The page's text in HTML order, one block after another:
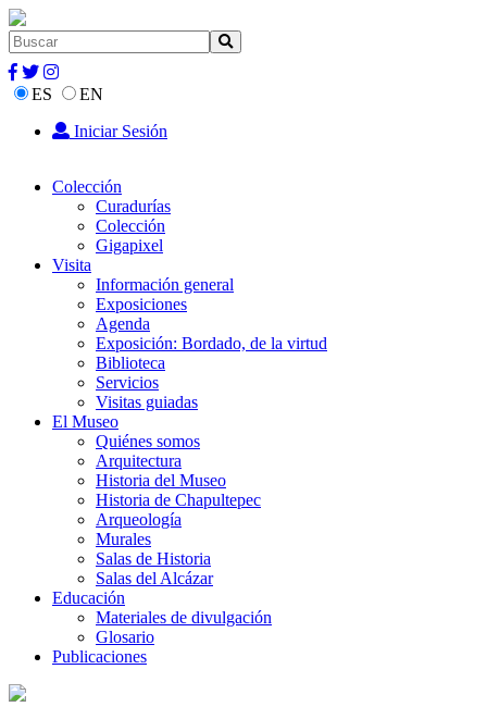
ES
EN
Iniciar Sesión
Colección
Curadurías
Colección
Gigapixel
Visita
Información general
Exposiciones
Agenda
Exposición: Bordado, de la virtud
Biblioteca
Servicios
Visitas guiadas
El Museo
Quiénes somos
Arquitectura
Historia del Museo
Historia de Chapultepec
Arqueología
Murales
Salas de Historia
Salas del Alcázar
Educación
Materiales de divulgación
Glosario
Publicaciones